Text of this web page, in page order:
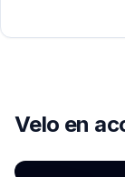
Velo en
de los